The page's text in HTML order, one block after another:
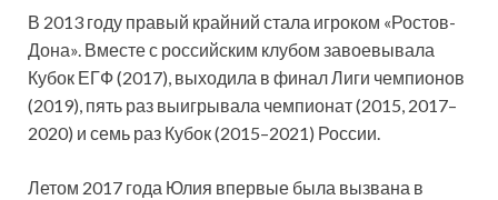
В 2013 году правый крайний стала игроком «Ростов-
Дона». Вместе с российским клубом завоевывала
Кубок ЕГФ (2017), выходила в финал Лиги чемпионов
(2019), пять раз выигрывала чемпионат (2015, 2017–
2020) и семь раз Кубок (2015–2021) России.
Летом 2017 года Юлия впервые была вызвана в